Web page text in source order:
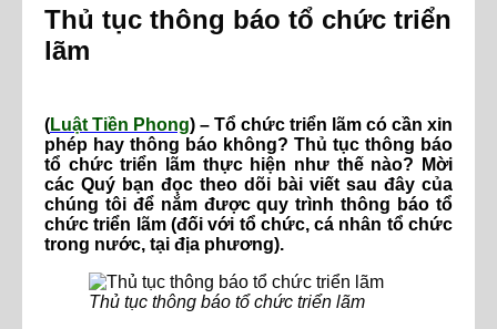
Thủ tục thông báo tổ chức triển
lãm
(Luật Tiền Phong) – Tổ chức triển lãm có cần xin
phép hay thông báo không? Thủ tục thông báo
tổ chức triển lãm thực hiện như thế nào? Mời
các Quý bạn đọc theo dõi bài viết sau đây của
chúng tôi để nắm được quy trình thông báo tổ
chức triển lãm (đối với tổ chức, cá nhân tổ chức
trong nước, tại địa phương).
Thủ tục thông báo tổ chức triển lãm